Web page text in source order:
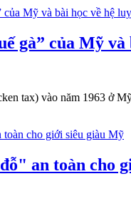
gà” của Mỹ
tax) vào năm 1963 ở
an toàn cho